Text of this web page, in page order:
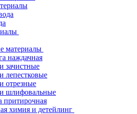
материалы
наждачная
зачистные
лепестковые
отрезные
шлифовальные
притирочная
химия и детейлинг